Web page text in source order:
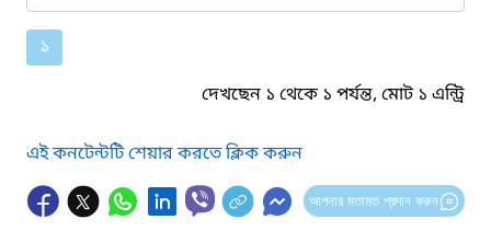
১
দেখছেন ১ থেকে ১ পর্যন্ত, মোট ১ এন্ট্রি
এই কনটেন্টটি শেয়ার করতে ক্লিক করুন
আপনার মতামত প্রদান করুন